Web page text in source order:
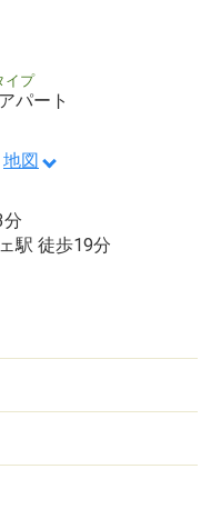
イプ
パート
地図
駅 徒歩19分